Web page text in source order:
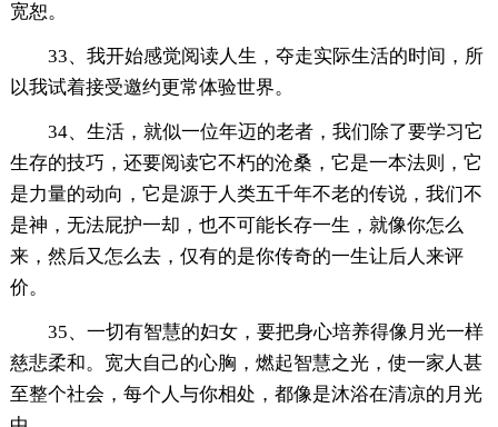
宽恕。
33、我开始感觉阅读人生，夺走实际生活的时间，所
以我试着接受邀约更常体验世界。
34、生活，就似一位年迈的老者，我们除了要学习它
生存的技巧，还要阅读它不朽的沧桑，它是一本法则，它
是力量的动向，它是源于人类五千年不老的传说，我们不
是神，无法屁护一却，也不可能长存一生，就像你怎么
来，然后又怎么去，仅有的是你传奇的一生让后人来评
价。
35、一切有智慧的妇女，要把身心培养得像月光一样
慈悲柔和。宽大自己的心胸，燃起智慧之光，使一家人甚
至整个社会，每个人与你相处，都像是沐浴在清凉的月光